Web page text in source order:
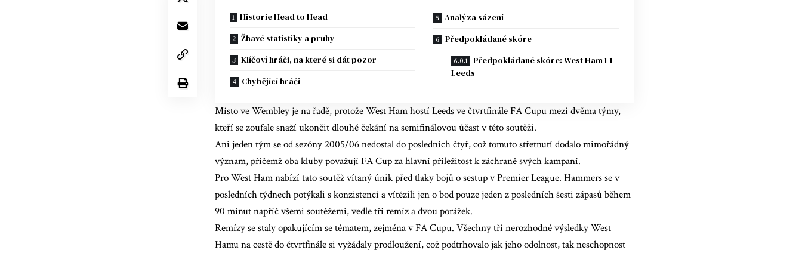
Historie Head to Head
Žhavé statistiky a pruhy
Klíčoví hráči, na které si dát pozor
Chybějící hráči
Analýza sázení
Předpokládané skóre
Předpokládané skóre: West Ham 1-1
Leeds
Místo ve Wembley je na řadě, protože West Ham hostí Leeds ve čtvrtfinále FA Cupu mezi dvěma týmy,
kteří se zoufale snaží ukončit dlouhé čekání na semifinálovou účast v této soutěži.
Ani jeden tým se od sezóny 2005/06 nedostal do posledních čtyř, což tomuto střetnutí dodalo mimořádný
význam, přičemž oba kluby považují FA Cup za hlavní příležitost k záchraně svých kampaní.
Pro West Ham nabízí tato soutěž vítaný únik před tlaky bojů o sestup v Premier League. Hammers se v
posledních týdnech potýkali s konzistencí a vítězili jen o bodpouze jeden z posledních šesti zápasů během
90 minutnapříč všemi soutěžemi, vedle tří remíz a dvou porážek.
Remízy se staly opakujícím se tématem, zejména v FA Cupu. Všechny tři nerozhodné výsledky West
Hamu na cestě do čtvrtfinále si vyžádaly prodloužení, což podtrhovalo jak jeho odolnost, tak neschopnost